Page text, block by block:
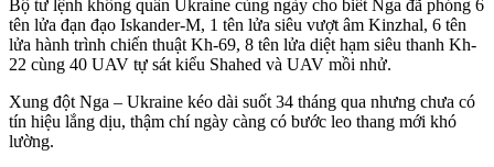
Bộ tư lệnh không quân Ukraine cùng ngày cho biết Nga đã phóng 6
tên lửa đạn đạo Iskander-M, 1 tên lửa siêu vượt âm Kinzhal, 6 tên
lửa hành trình chiến thuật Kh-69, 8 tên lửa diệt hạm siêu thanh Kh-
22 cùng 40 UAV t‌ּự sá‌ּt kiểu Shahed và UAV mồi nhử.
Xung đột Nga – Ukraine kéo dài suốt 34 tháng qua nhưng chưa có
tín hiệu lắng dịu, thậm chí ngày càng có bước leo thang mới khó
lường.